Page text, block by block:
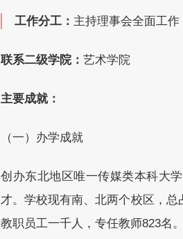
工作分工： 主持理事会全面工作
联系二级学院： 艺术学院
主要成就：
（一）办学成就
创办东北地区唯一传媒类本科大
才。学校现有南、北两个校区，总
教职员工一千人，专任教师823名